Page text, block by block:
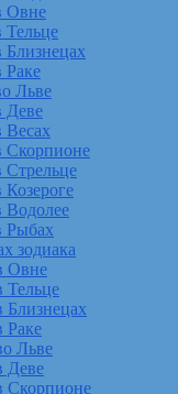
Овне
Тельце
Близнецах
Раке
Льве
Деве
Весах
Скорпионе
Стрельце
Водолее
Рыбах
зодиака
Овне
Тельце
Близнецах
Раке
Льве
Деве
Скорпионе